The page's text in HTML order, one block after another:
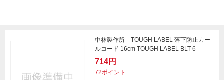
中林製作所 TOUGH LABEL 落下防止カー
ルコード 16cm TOUGH LABEL BLT-6
714円
72ポイント